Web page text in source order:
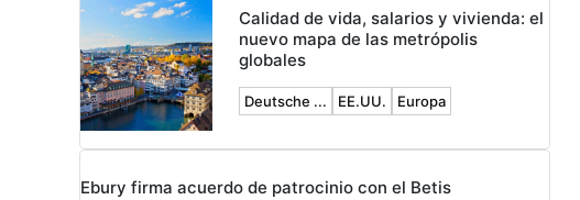
Calidad de vida, salarios y vivienda: el
nuevo mapa de las metrópolis
globales
Deutsche ... EE.UU. Europa
Ebury firma acuerdo de patrocinio con el Betis